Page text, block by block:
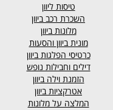
טיסות ליוון
השכרת רכב ביוון
מלונות ביוון
מונית ביוון והסעות
כרטיסי הפלגות ביוון
דילים וחבילות נופש
הזמנת וילה ביוון
אטרקציות ביוון
המלצה על מלונות